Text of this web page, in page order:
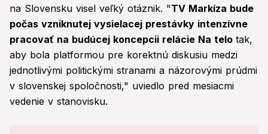
na Slovensku visel veľký otáznik. "TV Markíza bude
počas vzniknutej vysielacej prestávky intenzívne
pracovať na budúcej koncepcii relácie Na telo tak,
aby bola platformou pre korektnú diskusiu medzi
jednotlivými politickými stranami a názorovými prúdmi
v slovenskej spoločnosti," uviedlo pred mesiacmi
vedenie v stanovisku.